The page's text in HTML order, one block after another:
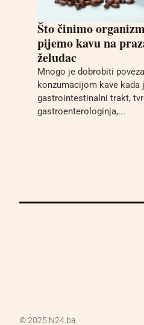
Što činimo
pijemo kavu na
želudac
Mnogo je dobrobiti
konzumacijom kave kada
gastrointestinalni trakt,
gastroenterologinja,...
© 2025 N24.ba